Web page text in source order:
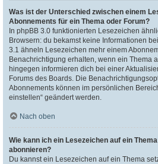
Was ist der Unterschied zwischen einem
Abonnements für ein Thema oder Forum?
In phpBB 3.0 funktionierten Lesezeichen
Browsern: du bekamst keine Informationen
3.1 ähneln Lesezeichen mehr einem
Benachrichtigung erhalten, wenn ein Thema
hingegen informieren dich bei einer
Forums des Boards. Die
Abonnements können im persönlichen
einstellen“ geändert werden.
Nach oben
Wie kann ich ein Lesezeichen auf ein
abonnieren?
Du kannst ein Lesezeichen auf ein Thema